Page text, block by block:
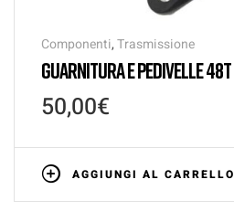
Componenti,Trasmissione
GUARNITURA E PEDIVELLE 48T
50,00€
AGGIUNGI AL CARRELLO